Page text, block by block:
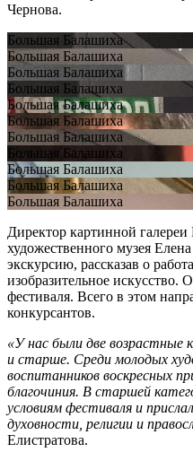
Чернова.
Большая Балашиха
Большая Балашиха
Большая Балашиха
Большая Балашиха
Большая Балашиха
Большая Балашиха
Большая Балашиха
Большая Балашиха
Большая Балашиха
Большая Балашиха
Большая Балашиха
Директор картинной
художественного музея
экскурсию, рассказав о
изобразительное искусство.
фестиваля. Всего в этом
конкурсантов.
«У нас были две возрастные
и старше. Среди молодых
воспитанников воскресных
благочиния. В старшей
условиям фестиваля и
духовности, религии и
Елистратова.